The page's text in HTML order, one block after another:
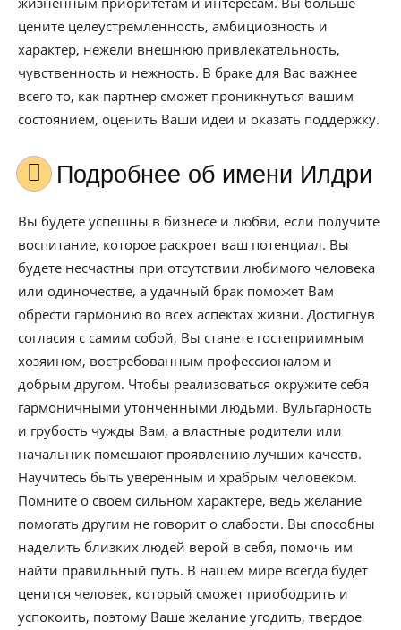
цените целеустремленность, амбициозность и
характер, нежели внешнюю привлекательность,
чувственность и нежность. В браке для Вас важнее
всего то, как партнер сможет проникнуться вашим
состоянием, оценить Ваши идеи и оказать поддержку.
Подробнее об имени Илдри
Вы будете успешны в бизнесе и любви, если получите
воспитание, которое раскроет ваш потенциал. Вы
будете несчастны при отсутствии любимого человека
или одиночестве, а удачный брак поможет Вам
обрести гармонию во всех аспектах жизни. Достигнув
согласия с самим собой, Вы станете гостеприимным
хозяином, востребованным профессионалом и
добрым другом. Чтобы реализоваться окружите себя
гармоничными утонченными людьми. Вульгарность
и грубость чужды Вам, а властные родители или
начальник помешают проявлению лучших качеств.
Научитесь быть уверенным и храбрым человеком.
Помните о своем сильном характере, ведь желание
помогать другим не говорит о слабости. Вы способны
наделить близких людей верой в себя, помочь им
найти правильный путь. В нашем мире всегда будет
ценится человек, который сможет приободрить и
успокоить, поэтому Ваше желание угодить, твердое